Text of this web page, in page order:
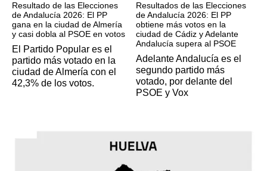
Resultado de las Elecciones
de Andalucía 2026: El PP
gana en la ciudad de Almería
y casi dobla al PSOE en votos
El Partido Popular es el
partido más votado en la
ciudad de Almería con el
42,3% de los votos.
Resultados de las Elecciones
de Andalucía 2026: El PP
obtiene más votos en la
ciudad de Cádiz y Adelante
Andalucía supera al PSOE
Adelante Andalucía es el
segundo partido más
votado, por delante del
PSOE y Vox